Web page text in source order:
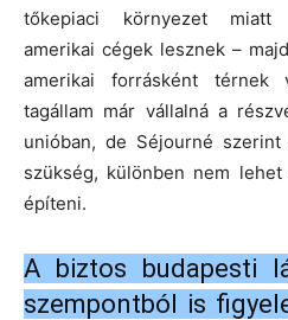
tőkepiaci környezet miatt
amerikai cégek lesznek –
amerikai forrásként térnek
tagállam már vállalná a
unióban, de Séjourné
szükség, különben nem
építeni.
A biztos budapesti
szempontból is